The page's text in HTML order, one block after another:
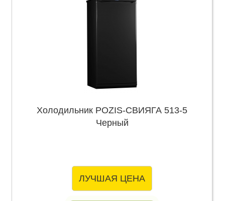
Холодильник POZIS-СВИЯГА 513-5
Черный
ЛУЧШАЯ ЦЕНА